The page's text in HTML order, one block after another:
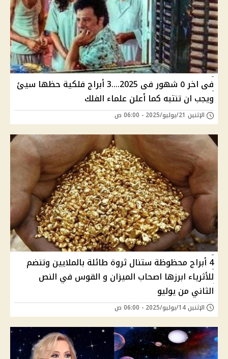
فى اخر ٥ شهور فى 2025....3 أبراج فلكية حظها سيئ
ويجب ان تنتبه كما أعلن علماء الفلك
الإثنين 21/يوليو/2025 - 06:00 ص
4 أبراج محظوظة ستنال ثروة طائلة بالملايين وتنضم
للأثرياء ابرزها اصحاب الميزان و القوس في النص
الثاني من يوليو
الإثنين 14/يوليو/2025 - 06:00 ص